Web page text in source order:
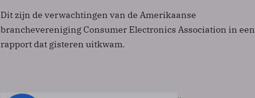
Dit zijn de verwachtingen van de Amerikaanse
branchevereniging Consumer Electronics Association in een
rapport dat gisteren uitkwam.